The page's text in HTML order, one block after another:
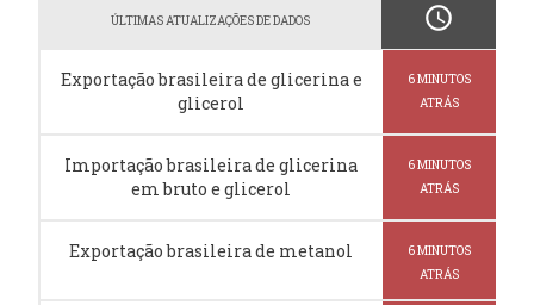
ÚLTIMAS ATUALIZAÇÕES DE DADOS schedule
Exportação brasileira de glicerina e
glicerol
6 MINUTOS
ATRÁS
Importação brasileira de glicerina
em bruto e glicerol
6 MINUTOS
ATRÁS
Exportação brasileira de metanol
6 MINUTOS
ATRÁS